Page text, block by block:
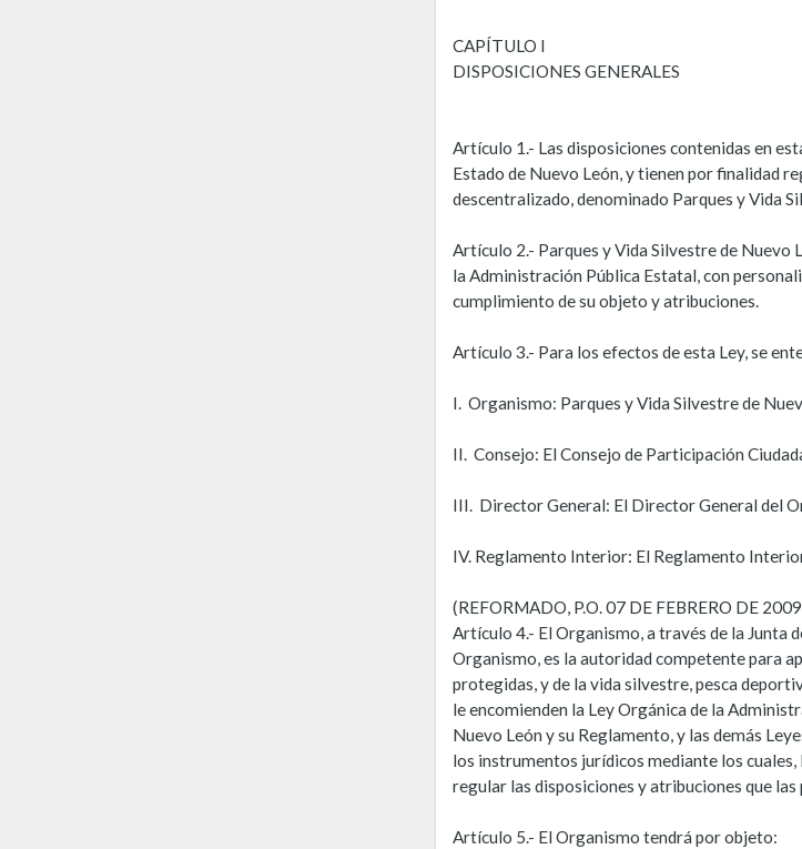
CAPÍTULO I
DISPOSICIONES GENERALES
Artículo 1.- Las disposiciones contenidas en
Estado de Nuevo León, y tienen por finalidad
descentralizado, denominado Parques y Vida
Artículo 2.- Parques y Vida Silvestre de Nuevo
la Administración Pública Estatal, con
cumplimiento de su objeto y atribuciones.
Artículo 3.- Para los efectos de esta Ley, se
I. Organismo: Parques y Vida Silvestre de
II. Consejo: El Consejo de Participación
III. Director General: El Director General del
IV. Reglamento Interior: El Reglamento
(REFORMADO, P.O. 07 DE FEBRERO DE
Artículo 4.- El Organismo, a través de la Junta
Organismo, es la autoridad competente para
protegidas, y de la vida silvestre, pesca
le encomienden la Ley Orgánica de la
Nuevo León y su Reglamento, y las demás
los instrumentos jurídicos mediante los
regular las disposiciones y atribuciones que
Artículo 5.- El Organismo tendrá por objeto: